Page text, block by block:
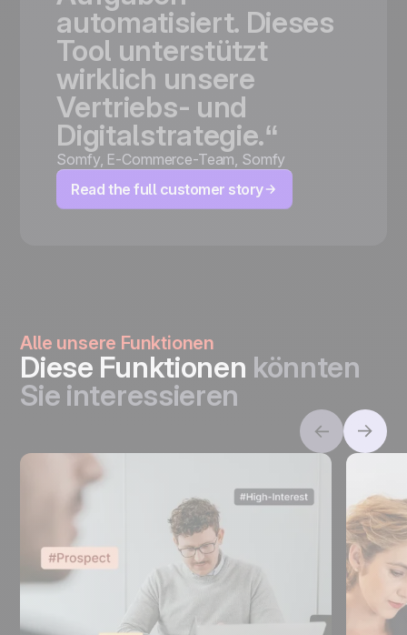
automatisiert. Dieses
Tool unterstützt
wirklich unsere
Vertriebs- und
Digitalstrategie.“
Somfy, E-Commerce-Team, Somfy
Read the full customer story
Alle unsere Funktionen
Diese Funktionen könnten
Sie interessieren